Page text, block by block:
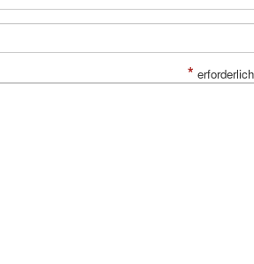
* erforderlich